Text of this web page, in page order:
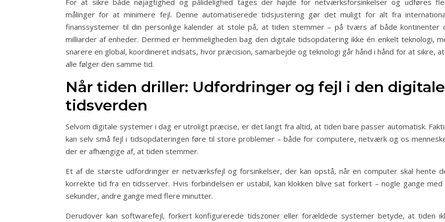
For at sikre både nøjagtighed og pålidelighed tages der højde for netværksforsinkelser og udføres
målinger for at minimere fejl. Denne automatiserede tidsjustering gør det muligt for alt fra
finanssystemer til din personlige kalender at stole på, at tiden stemmer – på tværs af både kontinenter
milliarder af enheder. Dermed er hemmeligheden bag den digitale tidsopdatering ikke én enkelt teknologi,
snarere en global, koordineret indsats, hvor præcision, samarbejde og teknologi går hånd i hånd for at sikre,
alle følger den samme tid.
Når tiden driller: Udfordringer og fejl i den digitale
tidsverden
Selvom digitale systemer i dag er utroligt præcise, er det langt fra altid, at tiden bare passer automatisk.
kan selv små fejl i tidsopdateringen føre til store problemer – både for computere, netværk og os
der er afhængige af, at tiden stemmer.
Et af de største udfordringer er netværksfejl og forsinkelser, der kan opstå, når en computer skal hente
korrekte tid fra en tidsserver. Hvis forbindelsen er ustabil, kan klokken blive sat forkert – nogle gange med
sekunder, andre gange med flere minutter.
Derudover kan softwarefejl, forkert konfigurerede tidszoner eller forældede systemer betyde, at tiden